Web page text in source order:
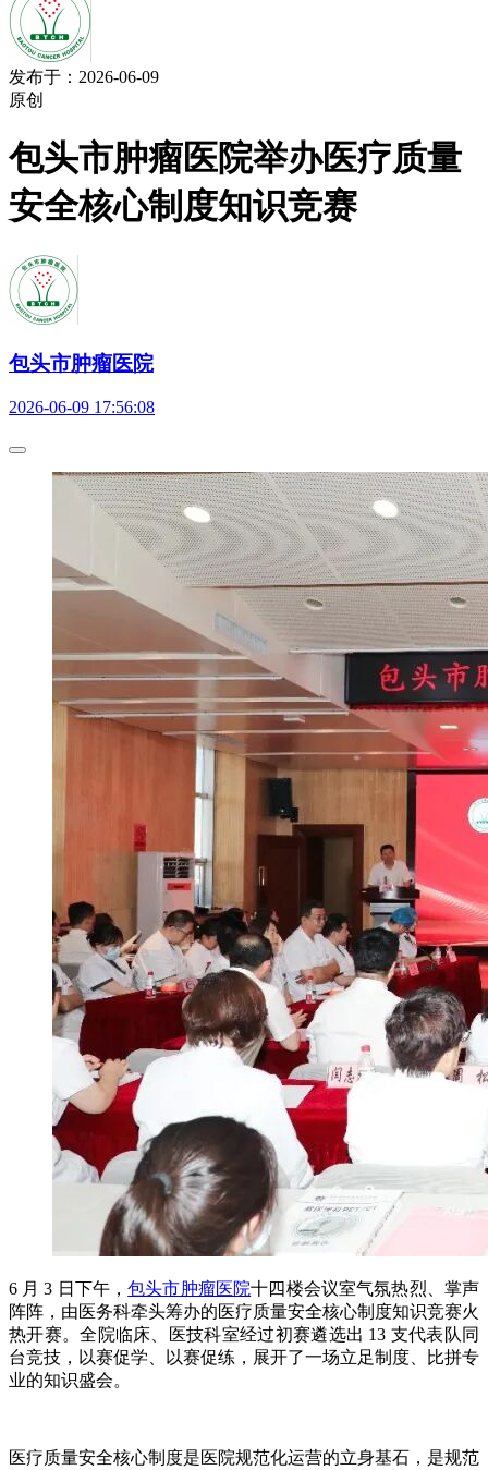
发布于：2026-06-09
原创
包头市肿瘤医院举办医疗质量
安全核心制度知识竞赛
包头市肿瘤医院
2026-06-09 17:56:08
6 月 3 日下午，包头市肿瘤医院十四楼会议室气氛热烈、掌声
阵阵，由医务科牵头筹办的医疗质量安全核心制度知识竞赛火
热开赛。全院临床、医技科室经过初赛遴选出 13 支代表队同
台竞技，以赛促学、以赛促练，展开了一场立足制度、比拼专
业的知识盛会。
医疗质量安全核心制度是医院规范化运营的立身基石，是规范